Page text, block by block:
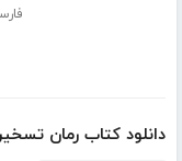
دانلود کتاب رمان